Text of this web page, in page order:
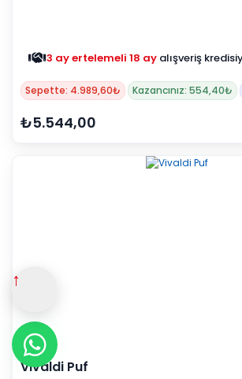
3 ay ertelemeli 18 ay alışveriş
Sepette: 4.989,60₺ Kazancınız: 554,40₺
₺5.544,00
Vivaldi Puf
↑